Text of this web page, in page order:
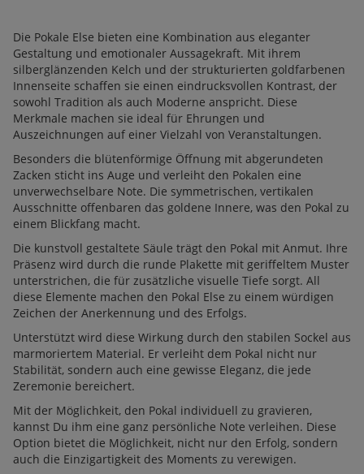
Die Pokale Else bieten eine Kombination aus eleganter
Gestaltung und emotionaler Aussagekraft. Mit ihrem
silberglänzenden Kelch und der strukturierten goldfarbenen
Innenseite schaffen sie einen eindrucksvollen Kontrast, der
sowohl Tradition als auch Moderne anspricht. Diese
Merkmale machen sie ideal für Ehrungen und
Auszeichnungen auf einer Vielzahl von Veranstaltungen.
Besonders die blütenförmige Öffnung mit abgerundeten
Zacken sticht ins Auge und verleiht den Pokalen eine
unverwechselbare Note. Die symmetrischen, vertikalen
Ausschnitte offenbaren das goldene Innere, was den Pokal zu
einem Blickfang macht.
Die kunstvoll gestaltete Säule trägt den Pokal mit Anmut. Ihre
Präsenz wird durch die runde Plakette mit geriffeltem Muster
unterstrichen, die für zusätzliche visuelle Tiefe sorgt. All
diese Elemente machen den Pokal Else zu einem würdigen
Zeichen der Anerkennung und des Erfolgs.
Unterstützt wird diese Wirkung durch den stabilen Sockel aus
marmoriertem Material. Er verleiht dem Pokal nicht nur
Stabilität, sondern auch eine gewisse Eleganz, die jede
Zeremonie bereichert.
Mit der Möglichkeit, den Pokal individuell zu gravieren,
kannst Du ihm eine ganz persönliche Note verleihen. Diese
Option bietet die Möglichkeit, nicht nur den Erfolg, sondern
auch die Einzigartigkeit des Moments zu verewigen.